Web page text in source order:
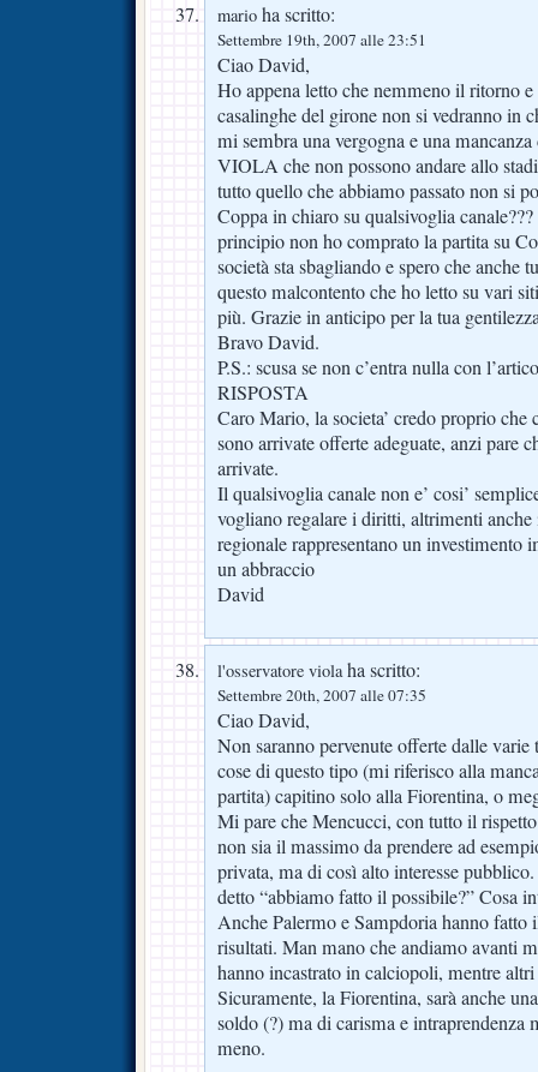
mario ha scritto:
Settembre 19th, 2007 alle 23:51
Ciao David,
Ho appena letto che nemmeno il ritorno
casalinghe del girone non si vedranno in
mi sembra una vergogna e una
VIOLA che non possono andare allo
tutto quello che abbiamo passato non si
Coppa in chiaro su qualsivoglia
principio non ho comprato la partita su
società sta sbagliando e spero che anche
questo malcontento che ho letto su vari
più. Grazie in anticipo per la tua
Bravo David.
P.S.: scusa se non c’entra nulla con
RISPOSTA
Caro Mario, la societa’ credo proprio che
sono arrivate offerte adeguate, anzi pare
arrivate.
Il qualsivoglia canale non e’ cosi’
vogliano regalare i diritti, altrimenti
regionale rappresentano un investimento
un abbraccio
David
l'osservatore violaha scritto:
Settembre 20th, 2007 alle 07:35
Ciao David,
Non saranno pervenute offerte dalle
cose di questo tipo (mi riferisco alla
partita) capitino solo alla Fiorentina, o
Mi pare che Mencucci, con tutto il
non sia il massimo da prendere ad
privata, ma di così alto interesse
detto “abbiamo fatto il possibile?” Cosa
Anche Palermo e Sampdoria hanno fatto
risultati. Man mano che andiamo avanti
hanno incastrato in calciopoli, mentre
Sicuramente, la Fiorentina, sarà anche
soldo (?) ma di carisma e intraprendenza
meno.